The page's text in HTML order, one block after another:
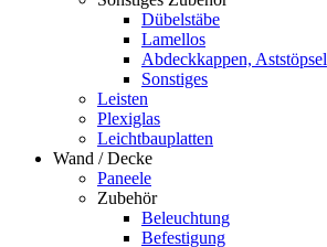
Dübelstäbe
Lamellos
Abdeckkappen, Aststöpsel
Sonstiges
Leisten
Plexiglas
Leichtbauplatten
Wand / Decke
Paneele
Zubehör
Beleuchtung
Befestigung